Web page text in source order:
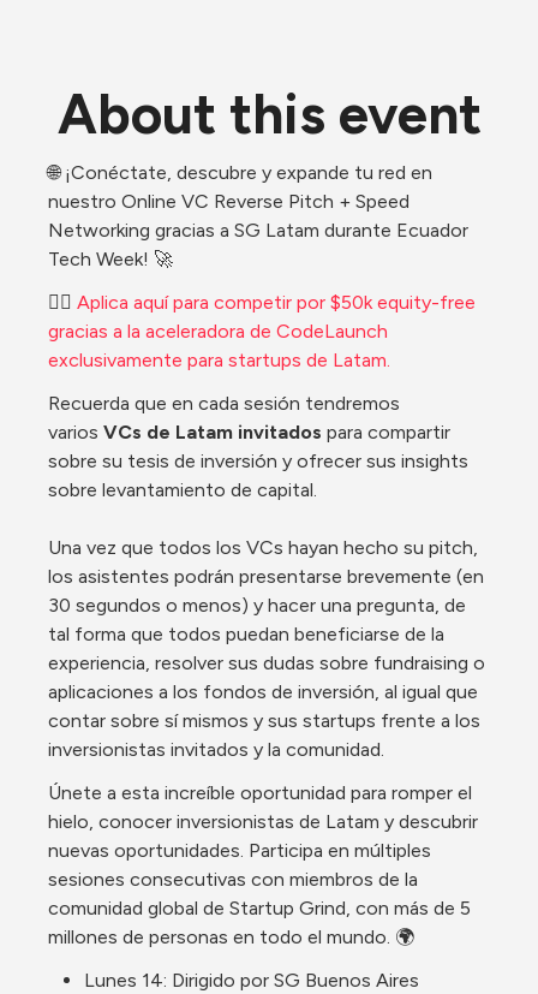
About this event
🌐 ¡Conéctate, descubre y expande tu red en
nuestro Online VC Reverse Pitch + Speed
Networking gracias a SG Latam durante Ecuador
Tech Week! 🚀
👉🏽 Aplica aquí para competir por $50k equity-free
gracias a la aceleradora de CodeLaunch
exclusivamente para startups de Latam.
Recuerda que en cada sesión tendremos
varios VCs de Latam invitados para compartir
sobre su tesis de inversión y ofrecer sus insights
sobre levantamiento de capital.
Una vez que todos los VCs hayan hecho su pitch,
los asistentes podrán presentarse brevemente (en
30 segundos o menos) y hacer una pregunta, de
tal forma que todos puedan beneficiarse de la
experiencia, resolver sus dudas sobre fundraising o
aplicaciones a los fondos de inversión, al igual que
contar sobre sí mismos y sus startups frente a los
inversionistas invitados y la comunidad.
​Únete a esta increíble oportunidad para romper el
hielo, conocer inversionistas de Latam y descubrir
nuevas oportunidades. Participa en múltiples
sesiones consecutivas con miembros de la
comunidad global de Startup Grind, con más de 5
millones de personas en todo el mundo. 🌍
Lunes 14: Dirigido por SG Buenos Aires